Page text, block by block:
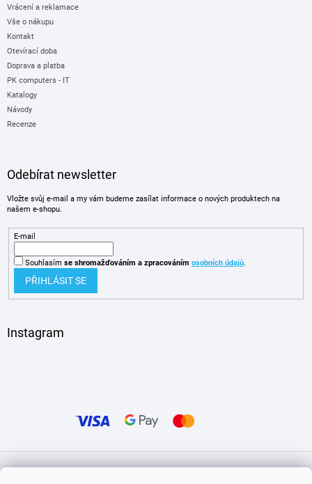
Vrácení a reklamace
Vše o nákupu
Kontakt
Otevírací doba
Doprava a platba
PK computers - IT
Katalogy
Návody
Recenze
Odebírat newsletter
Vložte svůj e-mail a my vám budeme zasílat informace o nových produktech na
našem e-shopu.
E-mail
Souhlasím se shromažďováním a zpracováním osobních údajů.
PŘIHLÁSIT SE
Instagram